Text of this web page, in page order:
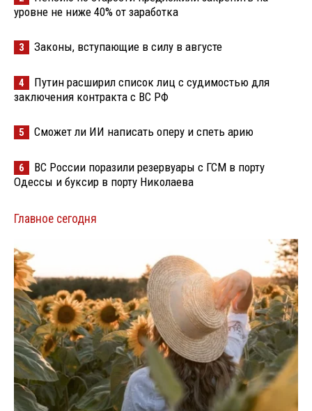
уровне не ниже 40% от заработка
3 Законы, вступающие в силу в августе
4
Путин расширил список лиц с судимостью для
заключения контракта с ВС РФ
5 Сможет ли ИИ написать оперу и спеть арию
6
ВС России поразили резервуары с ГСМ в порту
Одессы и буксир в порту Николаева
Главное сегодня